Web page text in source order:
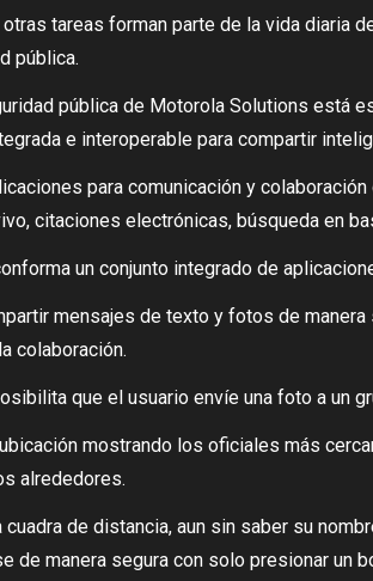
tareas forman parte de la vida diaria
pública.
pública de Motorola Solutions está
e interoperable para compartir
para comunicación y
citaciones electrónicas, búsqueda en
un conjunto integrado de
mensajes de texto y fotos de
colaboración.
que el usuario envíe una foto a un
mostrando los oficiales más
alrededores.
de distancia, aun sin saber su
de manera segura con solo presionar un